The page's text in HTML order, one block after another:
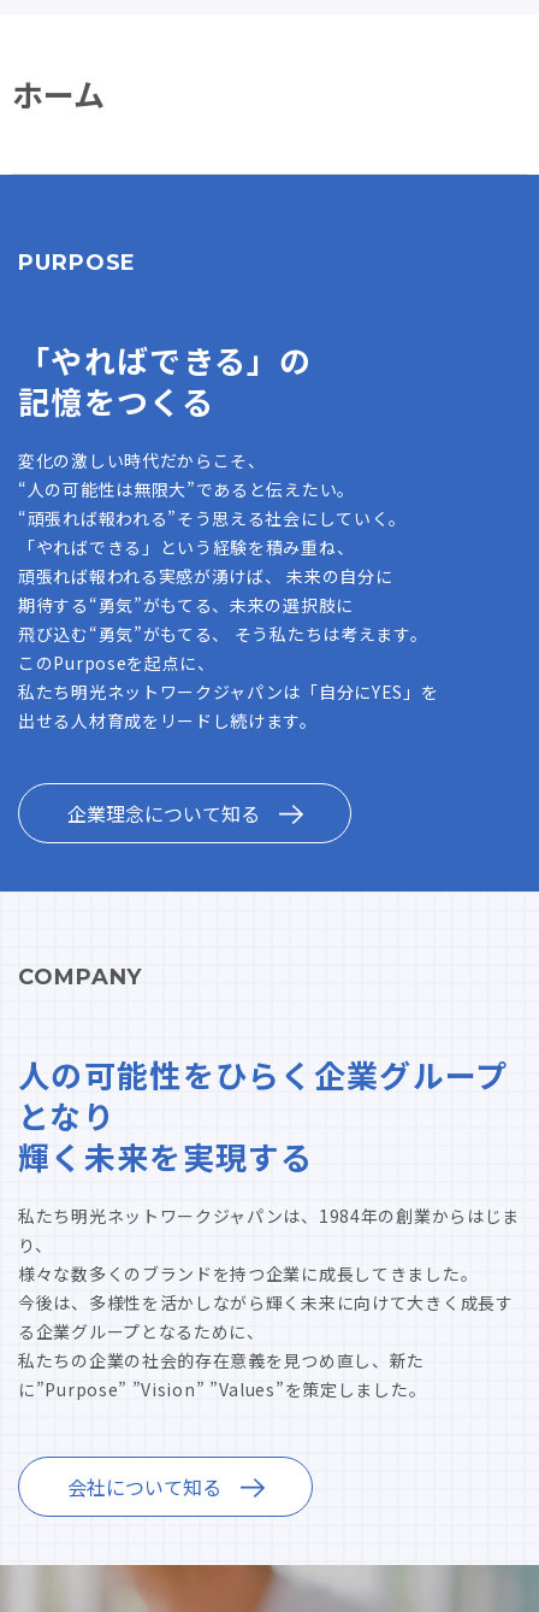
ホーム
PURPOSE
「やればできる」の
記憶をつくる
変化の激しい時代だからこそ、
“人の可能性は無限大”であると伝えたい。
“頑張れば報われる”そう思える社会にしていく。
「やればできる」という経験を積み重ね、
頑張れば報われる実感が湧けば、 未来の自分に
期待する“勇気”がもてる、未来の選択肢に
飛び込む“勇気”がもてる、 そう私たちは考えます。
このPurposeを起点に、
私たち明光ネットワークジャパンは「自分にYES」を
出せる人材育成をリードし続けます。
企業理念について知る
COMPANY
人の可能性をひらく企業グループ
となり
輝く未来を実現する
私たち明光ネットワークジャパンは、1984年の創業からはじま
り、
様々な数多くのブランドを持つ企業に成長してきました。
今後は、多様性を活かしながら輝く未来に向けて大きく成長す
る企業グループとなるために、
私たちの企業の社会的存在意義を見つめ直し、新た
に”Purpose” ”Vision” ”Values”を策定しました。
会社について知る